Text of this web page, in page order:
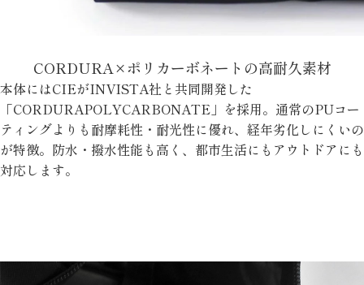
CORDURA×ポリカーボネートの高耐久素材
本体にはCIEがINVISTA社と共同開発した
「CORDURAPOLYCARBONATE」を採用。通常のPUコー
ティングよりも耐摩耗性・耐光性に優れ、経年劣化しにくいの
が特徴。防水・撥水性能も高く、都市生活にもアウトドアにも
対応します。